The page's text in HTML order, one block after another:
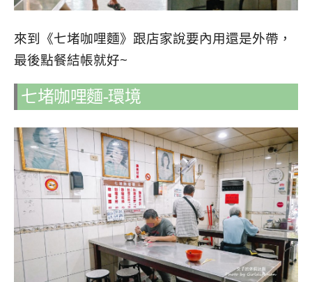
來到《七堵咖哩麵》跟店家說要內用還是外帶，
最後點餐結帳就好~
七堵咖哩麵-環境